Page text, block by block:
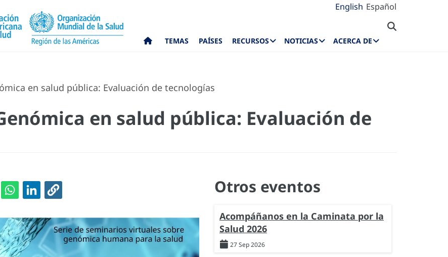
English Español
TEMAS PAÍSES RECURSOS NOTICIAS ACERCA DE
en salud pública: Evaluación de tecnologías
en salud pública: Evaluación de
Otros eventos
Acompáñanos en la Caminata por la
Salud 2026
27 Sep 2026